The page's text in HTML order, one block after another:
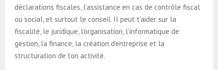
déclarations fiscales, l’assistance en cas de contrôle fiscal
ou social, et surtout le conseil. Il peut t’aider sur la
fiscalité, le juridique, l’organisation, l’informatique de
gestion, la finance, la création d’entreprise et la
structuration de ton activité.